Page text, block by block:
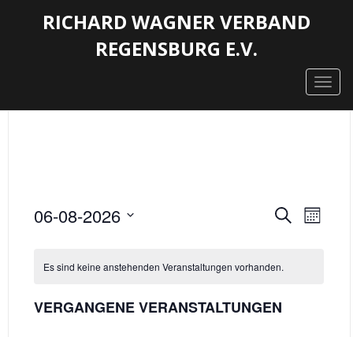
RICHARD WAGNER VERBAND
REGENSBURG E.V.
UND
SucheMonat
06-08-2026
Es sind keine anstehenden Veranstaltungen vorhanden.
VERGANGENE VERANSTALTUNGEN